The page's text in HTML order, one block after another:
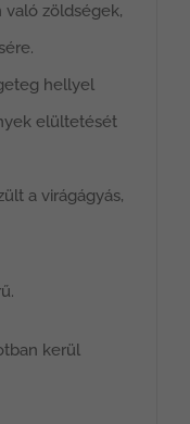
zöldségek,
hellyel
elültetését
a virágágyás,
kerül